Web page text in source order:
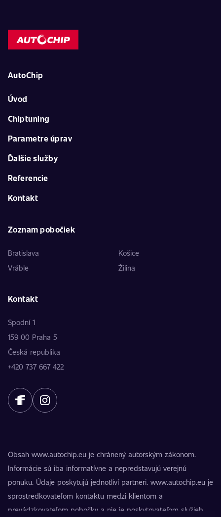
AutoChip
Úvod
Chiptuning
Parametre úprav
Ďalšie služby
Referencie
Kontakt
Zoznam pobočiek
Bratislava
Košice
Vráble
Žilina
Kontakt
Spodní 1
159 00 Praha 5
Česká republika
+420 737 667 422
Obsah www.autochip.eu je chránený autorským zákonom.
Informácie sú iba informatívne a nepredstavujú verejnú
ponuku. Údaje poskytujú jednotliví partneri. www.autochip.eu je
sprostredkovateľom kontaktu medzi klientom a
prevádzkovateľom pobočky a nie je poskytovateľom služieb.